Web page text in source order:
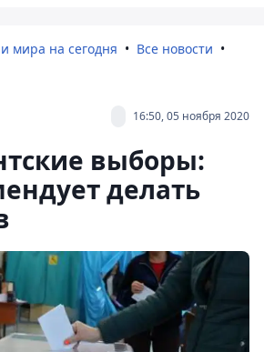
мира на сегодня
Все новости
16:50, 05 ноября 2020
выборы:
делать